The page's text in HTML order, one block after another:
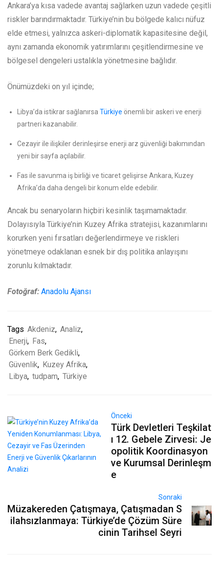
Ankara’ya kısa vadede avantaj sağlarken uzun vadede çeşitli
riskler barındırmaktadır. Türkiye’nin bu bölgede kalıcı nüfuz
elde etmesi, yalnızca askeri-diplomatik kapasitesine değil,
aynı zamanda ekonomik yatırımlarını çeşitlendirmesine ve
bölgesel dengeleri ustalıkla yönetmesine bağlıdır.
Önümüzdeki on yıl içinde;
Libya’da istikrar sağlanırsa Türkiye önemli bir askeri ve enerji
partneri kazanabilir.
Cezayir ile ilişkiler derinleşirse enerji arz güvenliği bakımından
yeni bir sayfa açılabilir.
Fas ile savunma iş birliği ve ticaret gelişirse Ankara, Kuzey
Afrika’da daha dengeli bir konum elde edebilir.
Ancak bu senaryoların hiçbiri kesinlik taşımamaktadır.
Dolayısıyla Türkiye’nin Kuzey Afrika stratejisi, kazanımlarını
korurken yeni fırsatları değerlendirmeye ve riskleri
yönetmeye odaklanan esnek bir dış politika anlayışını
zorunlu kılmaktadır.
Fotoğraf: Anadolu Ajansı
Tags Akdeniz, Analiz,
Enerji, Fas,
Görkem Berk Gedikli,
Güvenlik, Kuzey Afrika,
Libya, tudpam, Türkiye
Önceki
Türk Devletleri Teşkilat
ı 12. Gebele Zirvesi: Je
opolitik Koordinasyon
ve Kurumsal Derinleşm
e
Sonraki
Müzakereden Çatışmaya, Çatışmadan S
ilahsızlanmaya: Türkiye’de Çözüm Süre
cinin Tarihsel Seyri